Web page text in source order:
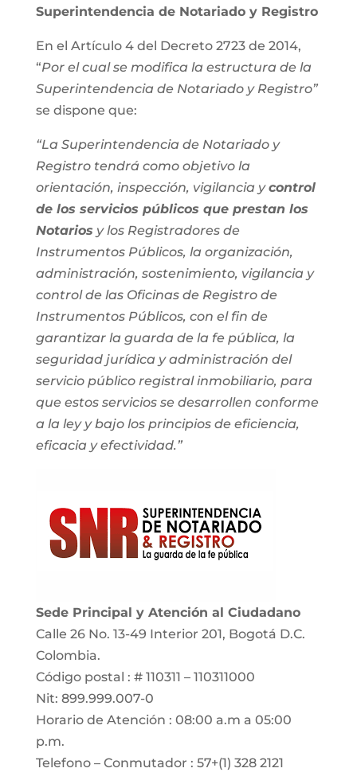
Superintendencia de Notariado y Registro
En el Artículo 4 del Decreto 2723 de 2014,
“Por el cual se modifica la estructura de la
Superintendencia de Notariado y Registro”
se dispone que:
“La Superintendencia de Notariado y
Registro tendrá como objetivo la
orientación, inspección, vigilancia ycontrol
de los servicios públicos que prestan los
Notarios y los Registradores de
Instrumentos Públicos, la organización,
administración, sostenimiento, vigilancia y
control de las Oficinas de Registro de
Instrumentos Públicos, con el fin de
garantizar la guarda de la fe pública, la
seguridad jurídica y administración del
servicio público registral inmobiliario, para
que estos servicios se desarrollen conforme
a la ley y bajo los principios de eficiencia,
eficacia y efectividad.”
Sede Principal y Atención al Ciudadano
Calle 26 No. 13-49 Interior 201, Bogotá D.C.
Colombia.
Código postal : # 110311 – 110311000
Nit: 899.999.007-0
Horario de Atención : 08:00 a.m a 05:00
p.m.
Telefono – Conmutador : 57+(1) 328 2121